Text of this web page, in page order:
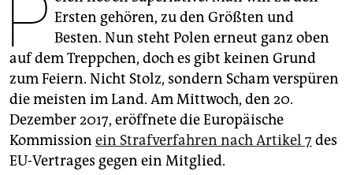
genossenschaft
epaper login
P Ersten gehören, zu den Größten und
Besten. Nun steht Polen erneut ganz oben
auf dem Treppchen, doch es gibt keinen Grund
zum Feiern. Nicht Stolz, sondern Scham verspüren
die meisten im Land. Am Mittwoch, den 20.
Dezember 2017, eröffnete die Europäische
Kommission ein Strafverfahren nach Artikel 7 des
EU-Vertrages gegen ein Mitglied.